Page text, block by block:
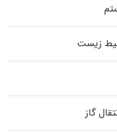
زیست
گاز